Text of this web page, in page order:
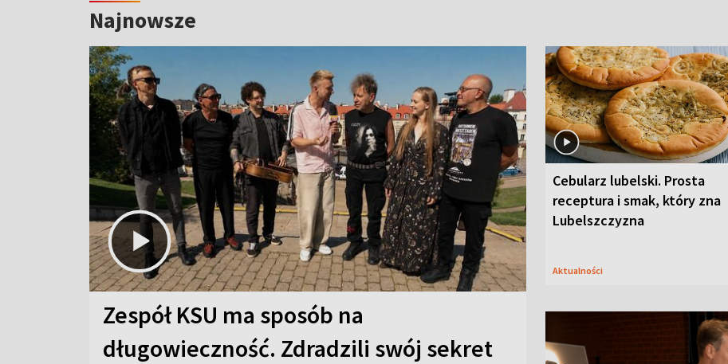
Najnowsze
Zespół KSU ma sposób na
długowieczność. Zdradzili swój sekret
Cebularz lubelski. Prosta
receptura i smak, który zna
Lubelszczyzna
Aktualności